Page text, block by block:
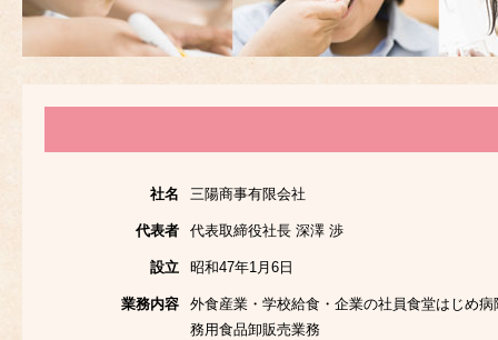
社名 三陽商事有限会社
代表者 代表取締役社長 深澤 渉
設立 昭和47年1月6日
業務内容
外食産業・学校給食・企業の社員食堂はじめ
務用食品卸販売業務